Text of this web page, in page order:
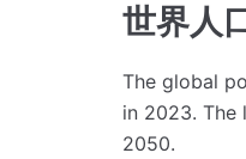
世界人
The global
in 2023. The
2050.